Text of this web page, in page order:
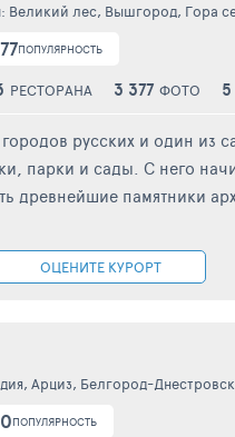
Великий лес, Вышгород, Гора
ПОПУЛЯРНОСТЬ
РЕСТОРАНА 3 377 ФОТО 5
русских и один
парки и сады. С него
древнейшие памятники
ОЦЕНИТЕ КУРОРТ
, Арциз, Белгород-
ПОПУЛЯРНОСТЬ